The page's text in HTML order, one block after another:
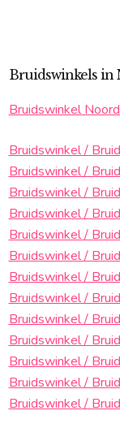
Bruidswinkels in
Bruidswinkel
Bruidswinkel /
Bruidswinkel /
Bruidswinkel /
Bruidswinkel /
Bruidswinkel /
Bruidswinkel /
Bruidswinkel /
Bruidswinkel /
Bruidswinkel /
Bruidswinkel /
Bruidswinkel /
Bruidswinkel /
Bruidswinkel /